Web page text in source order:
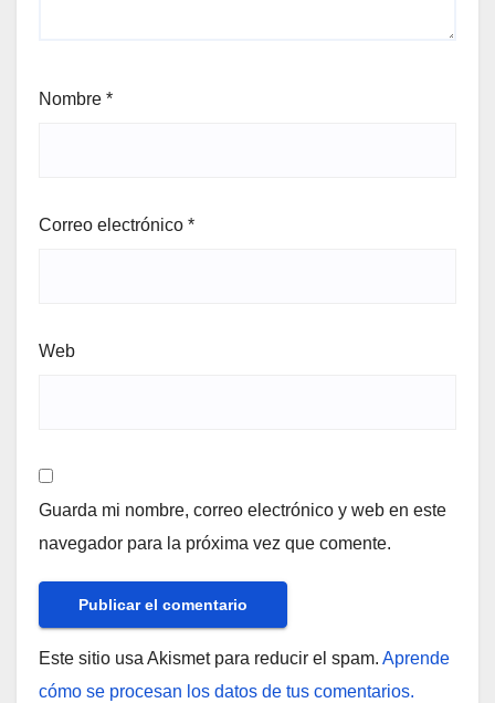
Nombre *
Correo electrónico *
Web
Guarda mi nombre, correo electrónico y web en este
navegador para la próxima vez que comente.
Este sitio usa Akismet para reducir el spam. Aprende
cómo se procesan los datos de tus comentarios.